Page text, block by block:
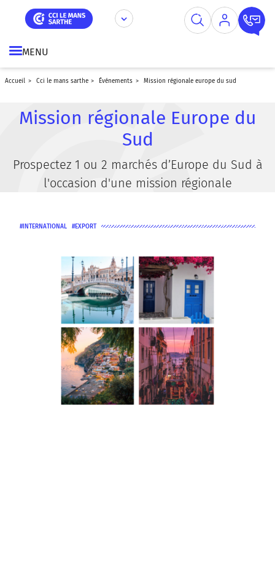
contenu
MENU
accueil cci le mans sarthe événements mission régionale europe du sud
Mission régionale Europe du
Sud
Prospectez 1 ou 2 marchés d’Europe du Sud à
l'occasion d'une mission régionale
INTERNATIONAL EXPORT
Panneau de gestion des cookies